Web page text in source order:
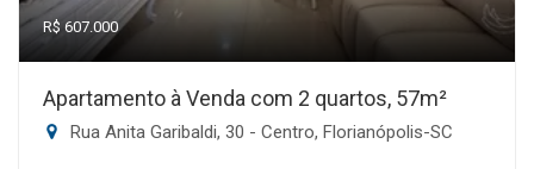
R$ 607.000
Apartamento à Venda com 2 quartos, 57m²
Rua Anita Garibaldi, 30 - Centro, Florianópolis-SC